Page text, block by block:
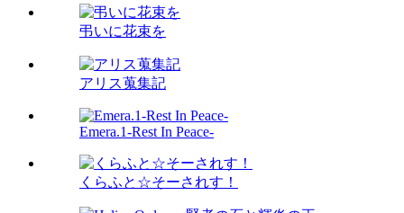
弔いに花束を
アリス蒐集記
Emera.1-Rest In Peace-
くらふと☆そーされす！